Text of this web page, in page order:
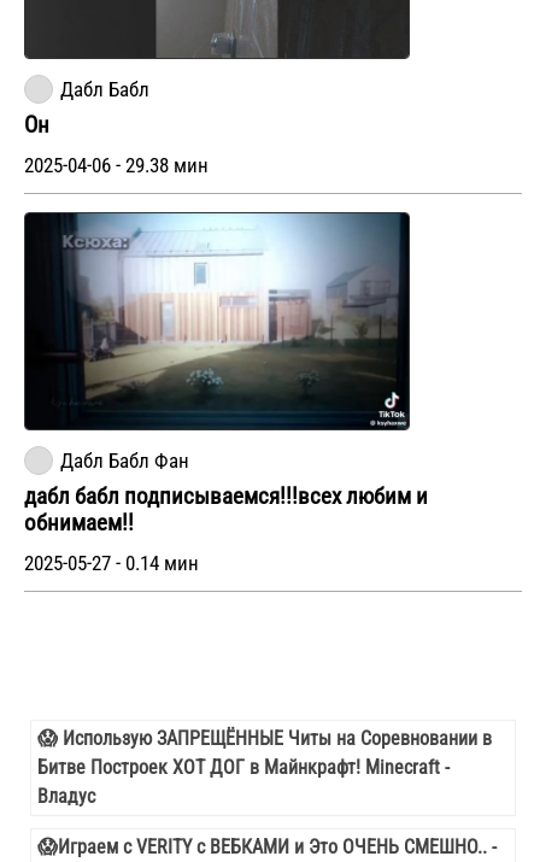
Дабл Бабл
Он
2025-04-06 - 29.38 мин
Дабл Бабл Фан
дабл бабл подписываемся!!!всех любим и
обнимаем!!
2025-05-27 - 0.14 мин
😱 Использую ЗАПРЕЩЁННЫЕ Читы на Соревновании в
Битве Построек ХОТ ДОГ в Майнкрафт! Minecraft -
Владус
😱Играем с VERITY с ВЕБКАМИ и Это ОЧЕНЬ СМЕШНО.. -